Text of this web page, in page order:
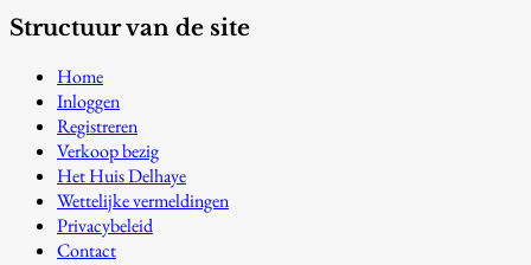
Structuur van de site
Home
Inloggen
Registreren
Verkoop bezig
Het Huis Delhaye
Wettelijke vermeldingen
Privacybeleid
Contact